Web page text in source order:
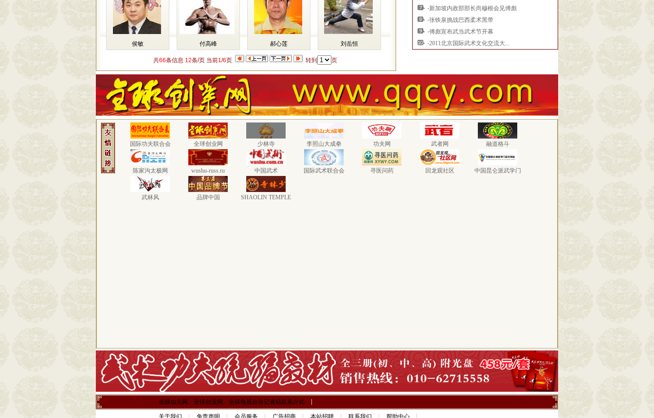
侯敏 付高峰 郝心莲 刘岳恒
共66条信息 12条/页 当前1/6页 转到 页
·新加坡内政部部长尚穆根会见傅彪
·张铁泉挑战巴西柔术黑带
·傅彪宣布武当武术节开幕
·2011北京国际武术文化交流大...
国际功夫联合会 全球创业网 少林寺 李照山大成拳 功夫网 武者网 融道格斗
陈家沟太极网 wushu-russ.ru 中国武术 国际武术联合会 寻医问药 回龙观社区 中国昆仑派武学门
武林风 品牌中国 SHAOLIN TEMPLE
全球功夫网、全球创业网、全球电视台各记者站联系方式
关于我们 免责声明 会员服务 广告招商 本站招聘 联系我们 帮助中心